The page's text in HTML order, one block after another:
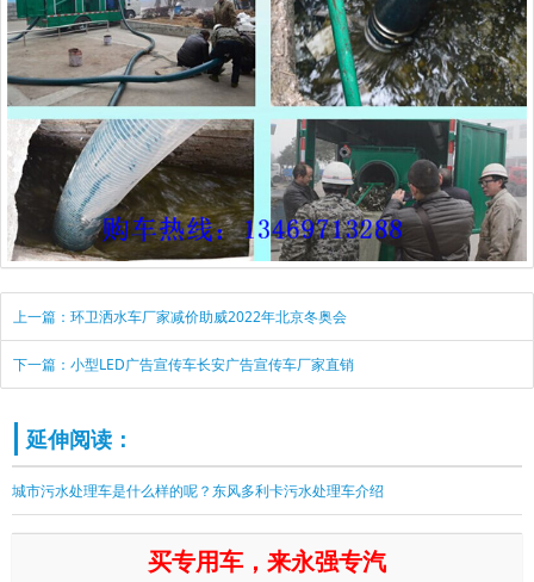
上一篇：环卫洒水车厂家减价助威2022年北京冬奥会
下一篇：小型LED广告宣传车长安广告宣传车厂家直销
延伸阅读：
城市污水处理车是什么样的呢？东风多利卡污水处理车介绍
买专用车，来永强专汽